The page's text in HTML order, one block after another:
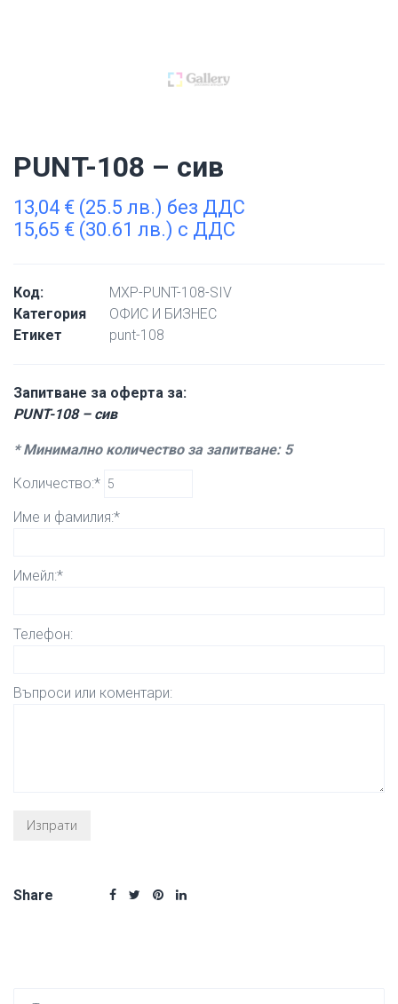
PUNT-108 – сив
13,04 € (25.5 лв.) без ДДС
15,65 € (30.61 лв.) с ДДС
Код:
MXP-PUNT-108-SIV
Категория
ОФИС И БИЗНЕС
Етикет
punt-108
Запитване за оферта за:
PUNT-108 – сив
* Минимално количество за запитване: 5
Количество:*
Име и фамилия:*
Имейл:*
Телефон:
Въпроси или коментари:
Share